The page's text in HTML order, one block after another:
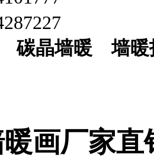
碳晶墙暖墙暖
画厂家直